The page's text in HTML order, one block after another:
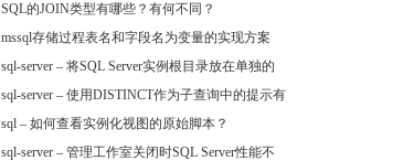
SQL的JOIN类型有哪些？有何不同？
mssql存储过程表名和字段名为变量的实现方案
sql-server – 将SQL Server实例根目录放在单独的
sql-server – 使用DISTINCT作为子查询中的提示有
sql – 如何查看实例化视图的原始脚本？
sql-server – 管理工作室关闭时SQL Server性能不